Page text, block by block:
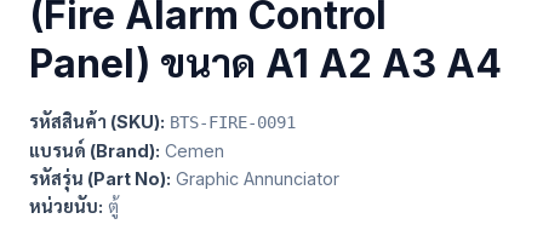
(Fire Alarm Control
Panel) ขนาด A1 A2 A3 A4
รหัสสินค้า (SKU): BTS-FIRE-0091
แบรนด์ (Brand): Cemen
รหัสรุ่น (Part No): Graphic Annunciator
หน่วยนับ: ตู้